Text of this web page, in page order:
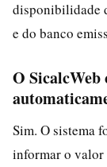
disponibilidade
e do banco
O
Sim. O sistema
informar o valor